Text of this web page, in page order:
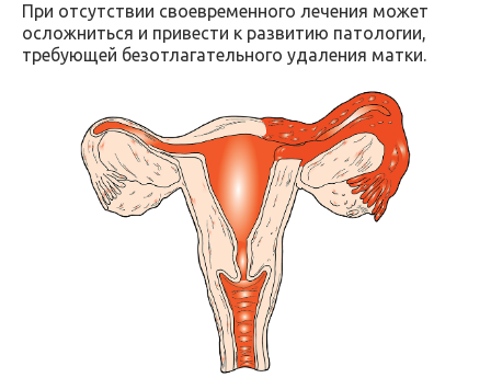
При отсутствии своевременного лечения может
осложниться и привести к развитию патологии,
требующей безотлагательного удаления матки.